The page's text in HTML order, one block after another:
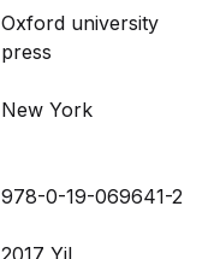
Oxford university
press
New York
978-0-19-069641-2